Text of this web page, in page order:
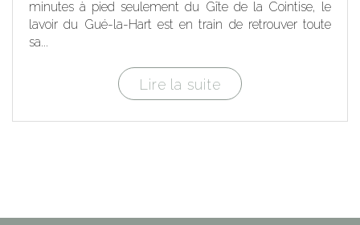
minutes à pied seulement du Gîte de la Cointise, le
lavoir du Gué-la-Hart est en train de retrouver toute
sa...
Lire la suite